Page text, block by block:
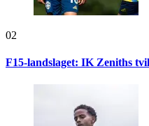
02
F15-landslaget: IK Zeniths